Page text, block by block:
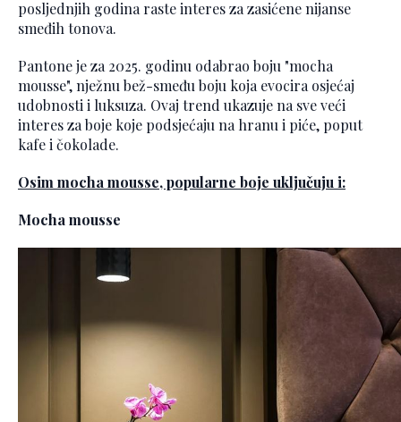
posljednjih godina raste interes za zasićene nijanse
smeđih tonova.
Pantone je za 2025. godinu odabrao boju "mocha
mousse", nježnu bež-smeđu boju koja evocira osjećaj
udobnosti i luksuza. Ovaj trend ukazuje na sve veći
interes za boje koje podsjećaju na hranu i piće, poput
kafe i čokolade.
Osim mocha mousse, popularne boje uključuju i:
Mocha mousse